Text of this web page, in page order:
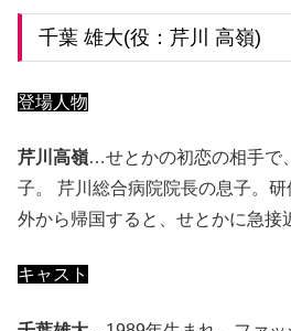
千葉 雄大(役：芹川 高嶺)
登場人物
芹川高嶺…せとかの初恋の相手で
子。 芹川総合病院院長の息子。
外から帰国すると、せとかに急接
キャスト